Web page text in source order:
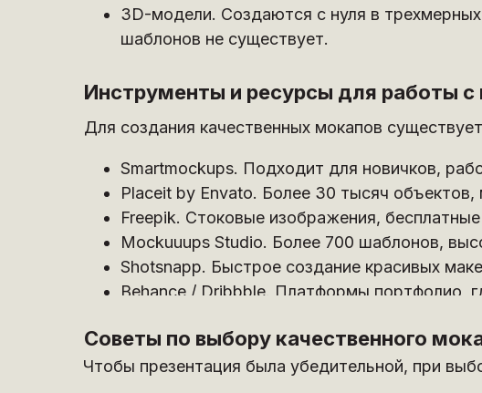
3D-модели. Создаются с нуля в
шаблонов не существует.
Инструменты и ресурсы для работы с
Для создания качественных мокапов
Smartmockups. Подходит для новичков,
Placeit by Envato. Более 30 тысяч
Freepik. Стоковые изображения,
Mockuuups Studio. Более 700 шаблонов,
Shotsnapp. Быстрое создание красивых
Behance / Dribbble. Платформы портфолио,
Советы по выбору качественного
Чтобы презентация была убедительной, при